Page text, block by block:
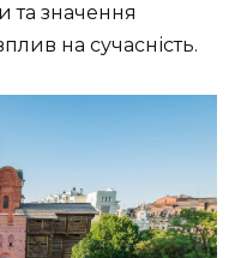
та значення
на сучасність.